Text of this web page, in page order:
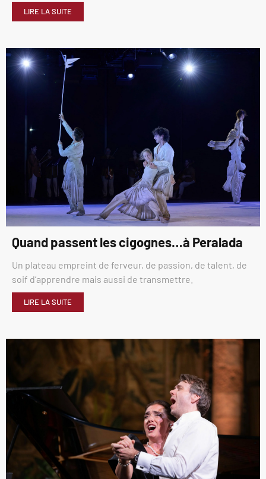
LIRE LA SUITE
Quand passent les cigognes…à Peralada
Un plateau empreint de ferveur, de passion, de talent, de
soif d’apprendre mais aussi de transmettre.
LIRE LA SUITE